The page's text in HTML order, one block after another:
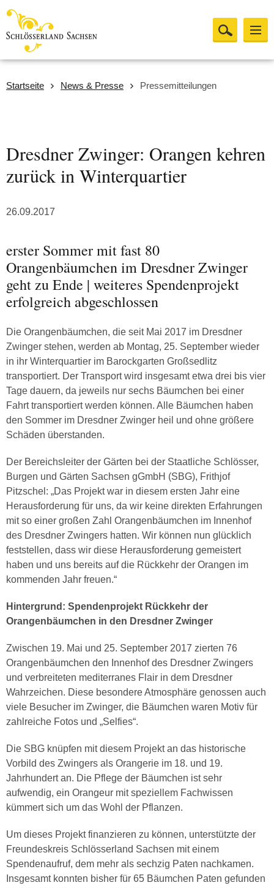
Startseite News & Presse Pressemitteilungen
Dresdner Zwinger: Orangen kehren
zurück in Winterquartier
26.09.2017
erster Sommer mit fast 80
Orangenbäumchen im Dresdner Zwinger
geht zu Ende | weiteres Spendenprojekt
erfolgreich abgeschlossen
Die Orangenbäumchen, die seit Mai 2017 im Dresdner
Zwinger stehen, werden ab Montag, 25. September wieder
in ihr Winterquartier im Barockgarten Großsedlitz
transportiert. Der Transport wird insgesamt etwa drei bis vier
Tage dauern, da jeweils nur sechs Bäumchen bei einer
Fahrt transportiert werden können. Alle Bäumchen haben
den Sommer im Dresdner Zwinger heil und ohne größere
Schäden überstanden.
Der Bereichsleiter der Gärten bei der Staatliche Schlösser,
Burgen und Gärten Sachsen gGmbH (SBG), Frithjof
Pitzschel: „Das Projekt war in diesem ersten Jahr eine
Herausforderung für uns, da wir keine direkten Erfahrungen
mit so einer großen Zahl Orangenbäumchen im Innenhof
des Dresdner Zwingers hatten. Wir können nun glücklich
feststellen, dass wir diese Herausforderung gemeistert
haben und uns bereits auf die Rückkehr der Orangen im
kommenden Jahr freuen.“
Hintergrund: Spendenprojekt Rückkehr der
Orangenbäumchen in den Dresdner Zwinger
Zwischen 19. Mai und 25. September 2017 zierten 76
Orangenbäumchen den Innenhof des Dresdner Zwingers
und verbreiteten mediterranes Flair in dem Dresdner
Wahrzeichen. Diese besondere Atmosphäre genossen auch
viele Besucher im Zwinger, die Bäumchen waren Motiv für
zahlreiche Fotos und „Selfies“.
Die SBG knüpfen mit diesem Projekt an das historische
Vorbild des Zwingers als Orangerie im 18. und 19.
Jahrhundert an. Die Pflege der Bäumchen ist sehr
aufwendig, ein Orangeur mit speziellem Fachwissen
kümmert sich um das Wohl der Pflanzen.
Um dieses Projekt finanzieren zu können, unterstützte der
Freundeskreis Schlösserland Sachsen mit einem
Spendenaufruf, dem mehr als sechzig Paten nachkamen.
Insgesamt konnten bisher für 65 Bäumchen Paten gefunden